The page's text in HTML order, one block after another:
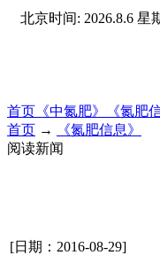
北京时间: 2026.8.6 星
首页 《中氮肥》 《氮肥
首页 →
《氮肥信息》
阅读新闻
[日期：2016-08-29]